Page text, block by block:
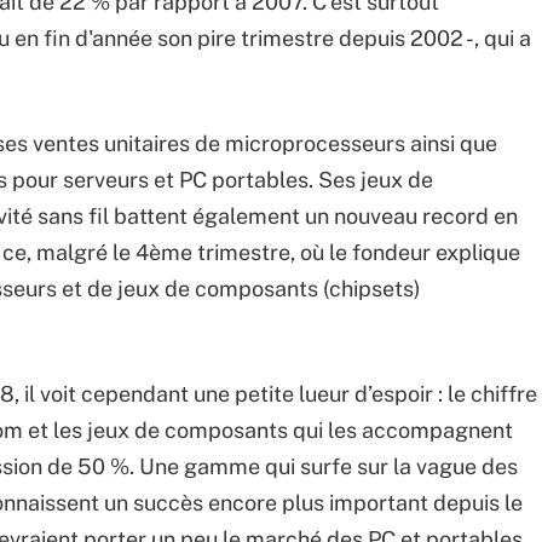
en fin d'année son pire trimestre depuis 2002 -, qui a
ventes unitaires de microprocesseurs ainsi que
serveurs et PC portables. Ses jeux de
sans fil battent également un nouveau record en
malgré le 4ème trimestre, où le fondeur explique
et de jeux de composants (chipsets)
il voit cependant une petite lueur d’espoir : le chiffre
et les jeux de composants qui les accompagnent
de 50 %. Une gamme qui surfe sur la vague des
un succès encore plus important depuis le